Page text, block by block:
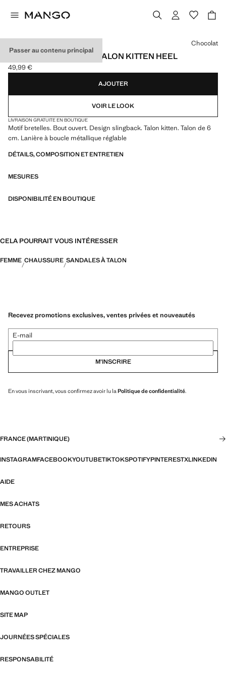
Passer au contenu principal
SANDALES LANIÈRES TALON KITTEN HEEL
Prix actuel [49,99 € ]
49,99 €
Choisissez une couleur
Chocolat
AJOUTER
VOIR LE LOOK
LIVRAISON GRATUITE EN BOUTIQUE
Motif bretelles. Bout ouvert. Design slingback. Talon kitten. Talon de 6
cm. Lanière à boucle métallique réglable
DÉTAILS, COMPOSITION ET ENTRETIEN
MESURES
DISPONIBILITÉ EN BOUTIQUE
CELA POURRAIT VOUS INTÉRESSER
FEMME CHAUSSURE SANDALES À TALON
Recevez promotions exclusives, ventes privées et nouveautés
E-mail
M’INSCRIRE
En vous inscrivant, vous confirmez avoir lu la Politique de confidentialité.
FRANCE (MARTINIQUE)
INSTAGRAMFACEBOOKYOUTUBETIKTOKSPOTIFYPINTERESTXLINKEDIN
AIDE
MES ACHATS
RETOURS
ENTREPRISE
TRAVAILLER CHEZ MANGO
MANGO OUTLET
SITE MAP
JOURNÉES SPÉCIALES
RESPONSABILITÉ